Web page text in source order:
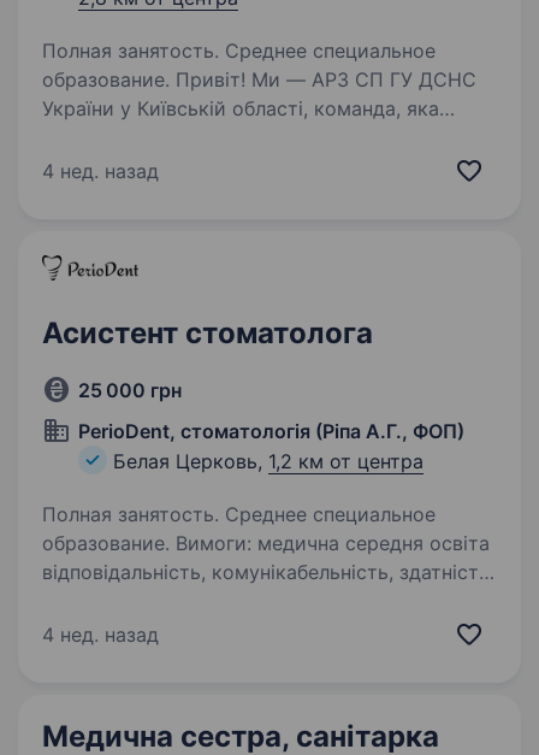
Полная занятость. Среднее специальное
образование. Привіт! Ми — АРЗ СП ГУ ДСНС
України у Київській області, команда, яка
людей. Наша місія — рятувати, допомагати і
4 нед. назад
Асистент стоматолога
25 000 грн
PerioDent, стоматологія (Ріпа А.Г., ФОП)
Белая Церковь, 1,2 км от центра
Полная занятость. Среднее специальное
образование. Вимоги: медична середня освіта
відповідальність, комунікабельність, здатність
робочих годин 5 днів на тиждень робочі 2 дні
4 нед. назад
Медична сестра, санітарка